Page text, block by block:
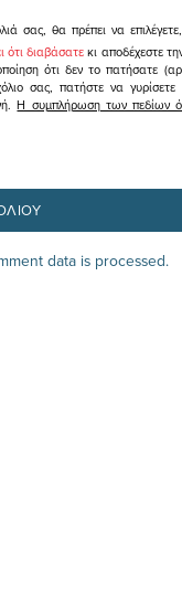
σας, θα πρέπει να
ότι διαβάσατεκι αποδέχεστε
ότι δεν το πατήσατε
σας, πατήστε να
Η συμπλήρωση των πεδίων
data is processed.